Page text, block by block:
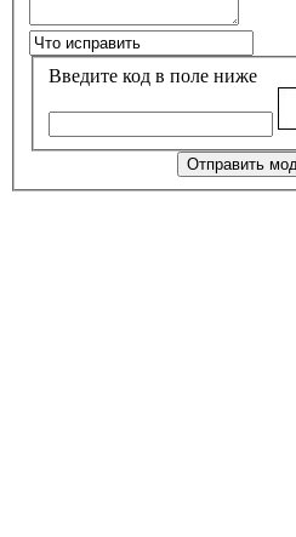
Введите код в поле ниже
Отправить